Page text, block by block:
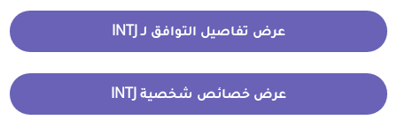
عرض تفاصيل التوافق لـ INTJ
عرض خصائص شخصية INTJ